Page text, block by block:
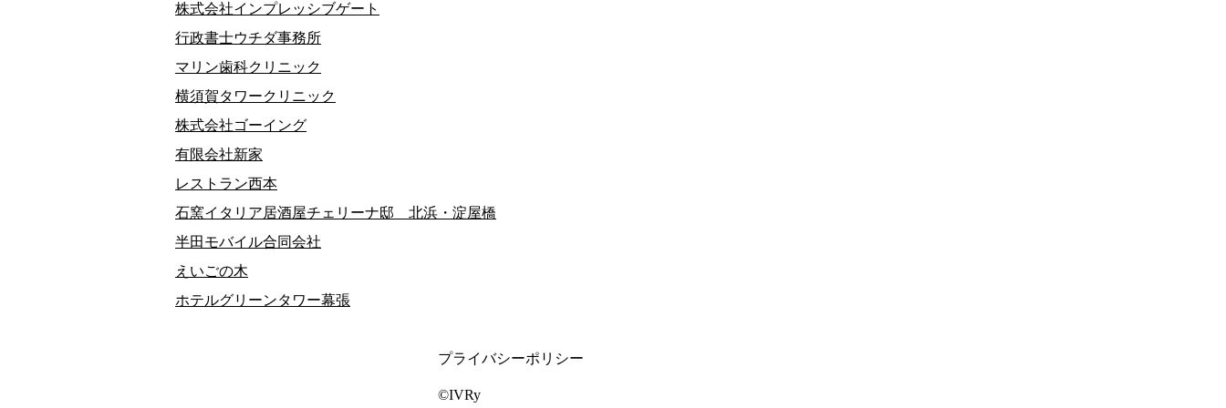
株式会社インプレッシブゲート
行政書士ウチダ事務所
マリン歯科クリニック
横須賀タワークリニック
株式会社ゴーイング
有限会社新家
レストラン西本
石窯イタリア居酒屋チェリーナ邸 北浜・淀屋橋
半田モバイル合同会社
えいごの木
ホテルグリーンタワー幕張
プライバシーポリシー
©IVRy